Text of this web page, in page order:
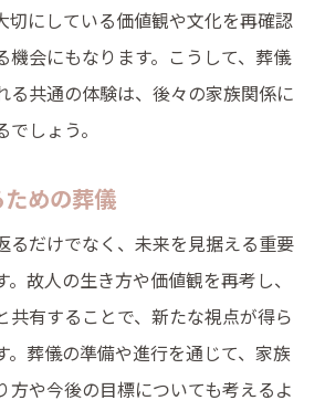
切にしている価値観や文化を再確認
機会にもなります。こうして、葬儀
る共通の体験は、後々の家族関係に
しょう。
めの葬儀
るだけでなく、未来を見据える重要
故人の生き方や価値観を再考し、
共有することで、新たな視点が得ら
。葬儀の準備や進行を通じて、家族
方や今後の目標についても考えるよ